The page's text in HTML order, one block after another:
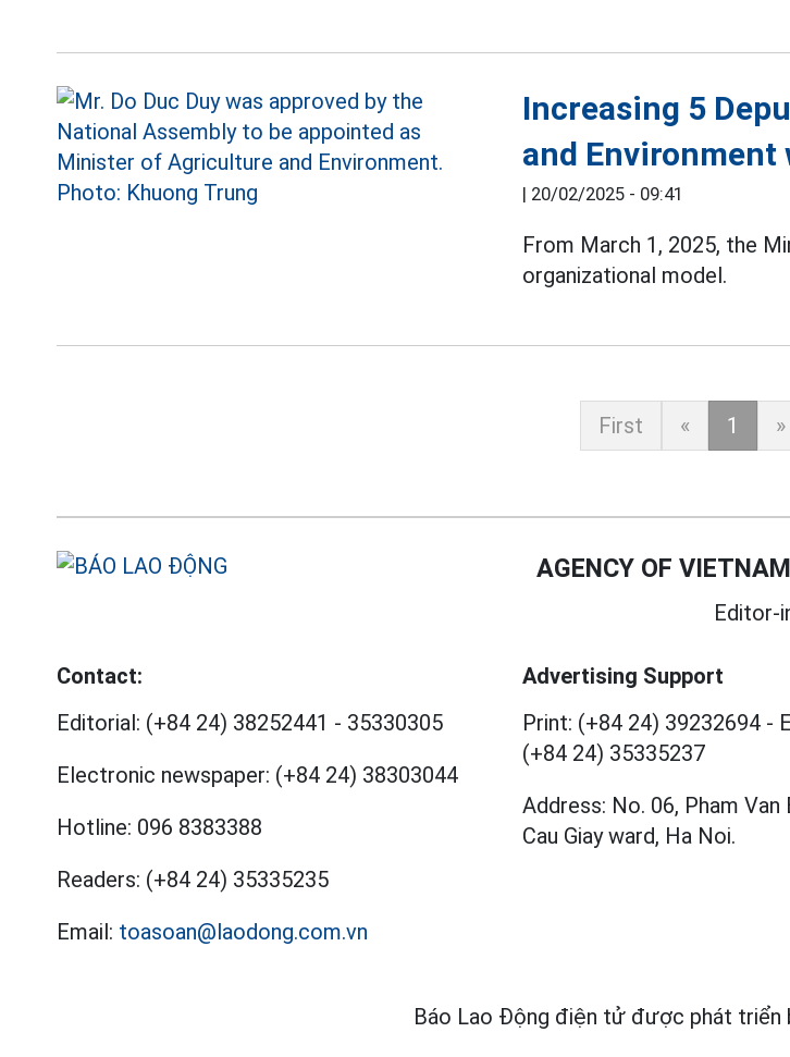
Increasing 5
and Environment
| 20/02/2025 - 09:41
From March 1, 2025, the
organizational model.
First « 1 »
AGENCY OF
Editor-
Contact:
Editorial: (+84 24) 38252441 - 35330305
Electronic newspaper: (+84 24) 38303044
Hotline: 096 8383388
Readers: (+84 24) 35335235
Email: toasoan@laodong.com.vn
Advertising Support
Print: (+84 24) 39232694 -
(+84 24) 35335237
Address: No. 06, Pham
Cau Giay ward, Ha Noi.
Báo Lao Động điện tử được phát triển